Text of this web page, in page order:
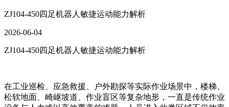
​ZJ104-450四足机器人敏捷运动能力解析
2026-06-04
ZJ104-450四足机器人敏捷运动能力解析
在工业巡检、应急救援、户外勘探等实际作业场景中，楼梯、
松软地面、崎岖坡道、作业盲区等复杂地形，一直是传统作业